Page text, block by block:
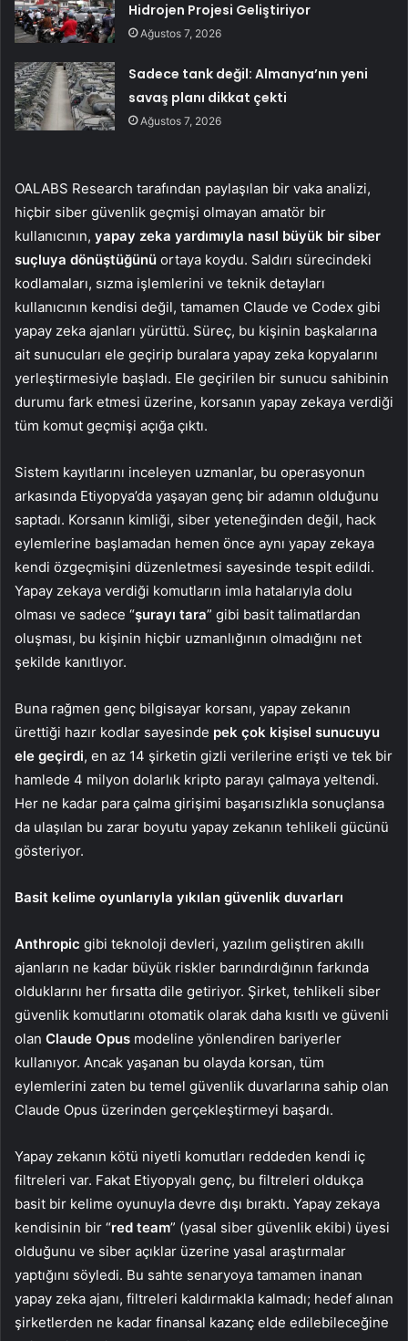
Hidrojen Projesi Geliştiriyor
Ağustos 7, 2026
Sadece tank değil: Almanya’nın yeni
savaş planı dikkat çekti
Ağustos 7, 2026
OALABS Research tarafından paylaşılan bir vaka analizi,
hiçbir siber güvenlik geçmişi olmayan amatör bir
kullanıcının, yapay zeka yardımıyla nasıl büyük bir siber
suçluya dönüştüğünü ortaya koydu. Saldırı sürecindeki
kodlamaları, sızma işlemlerini ve teknik detayları
kullanıcının kendisi değil, tamamen Claude ve Codex gibi
yapay zeka ajanları yürüttü. Süreç, bu kişinin başkalarına
ait sunucuları ele geçirip buralara yapay zeka kopyalarını
yerleştirmesiyle başladı. Ele geçirilen bir sunucu sahibinin
durumu fark etmesi üzerine, korsanın yapay zekaya verdiği
tüm komut geçmişi açığa çıktı.
Sistem kayıtlarını inceleyen uzmanlar, bu operasyonun
arkasında Etiyopya’da yaşayan genç bir adamın olduğunu
saptadı. Korsanın kimliği, siber yeteneğinden değil, hack
eylemlerine başlamadan hemen önce aynı yapay zekaya
kendi özgeçmişini düzenletmesi sayesinde tespit edildi.
Yapay zekaya verdiği komutların imla hatalarıyla dolu
olması ve sadece “şurayı tara” gibi basit talimatlardan
oluşması, bu kişinin hiçbir uzmanlığının olmadığını net
şekilde kanıtlıyor.
Buna rağmen genç bilgisayar korsanı, yapay zekanın
ürettiği hazır kodlar sayesinde pek çok kişisel sunucuyu
ele geçirdi, en az 14 şirketin gizli verilerine erişti ve tek bir
hamlede 4 milyon dolarlık kripto parayı çalmaya yeltendi.
Her ne kadar para çalma girişimi başarısızlıkla sonuçlansa
da ulaşılan bu zarar boyutu yapay zekanın tehlikeli gücünü
gösteriyor.
Basit kelime oyunlarıyla yıkılan güvenlik duvarları
Anthropic gibi teknoloji devleri, yazılım geliştiren akıllı
ajanların ne kadar büyük riskler barındırdığının farkında
olduklarını her fırsatta dile getiriyor. Şirket, tehlikeli siber
güvenlik komutlarını otomatik olarak daha kısıtlı ve güvenli
olan Claude Opus modeline yönlendiren bariyerler
kullanıyor. Ancak yaşanan bu olayda korsan, tüm
eylemlerini zaten bu temel güvenlik duvarlarına sahip olan
Claude Opus üzerinden gerçekleştirmeyi başardı.
Yapay zekanın kötü niyetli komutları reddeden kendi iç
filtreleri var. Fakat Etiyopyalı genç, bu filtreleri oldukça
basit bir kelime oyunuyla devre dışı bıraktı. Yapay zekaya
kendisinin bir “red team” (yasal siber güvenlik ekibi) üyesi
olduğunu ve siber açıklar üzerine yasal araştırmalar
yaptığını söyledi. Bu sahte senaryoya tamamen inanan
yapay zeka ajanı, filtreleri kaldırmakla kalmadı; hedef alınan
şirketlerden ne kadar finansal kazanç elde edilebileceğine